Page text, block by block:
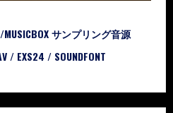
サンプリング音源
/ EXS24 / SOUNDFONT